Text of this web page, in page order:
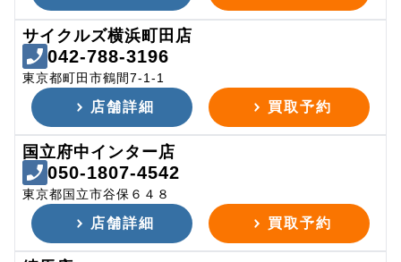
サイクルズ横浜町田店
042-788-3196
東京都町田市鶴間7-1-1
店舗詳細 買取予約
国立府中インター店
050-1807-4542
東京都国立市谷保６４８
店舗詳細 買取予約